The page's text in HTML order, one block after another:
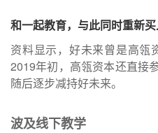
和一起教育，与此同时重新买
资料显示，好未来曾是高瓴
2019年初，高瓴资本还直接
随后逐步减持好未来。
波及线下教学